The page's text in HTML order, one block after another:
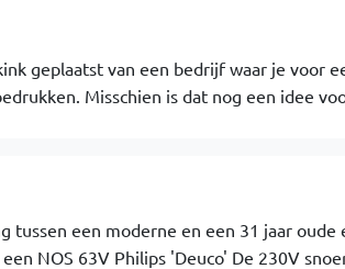
geplaatst van een bedrijf waar je voor
Misschien is dat nog een idee
tussen een moderne en een 31 jaar oude
NOS 63V Philips 'Deuco' De 230V